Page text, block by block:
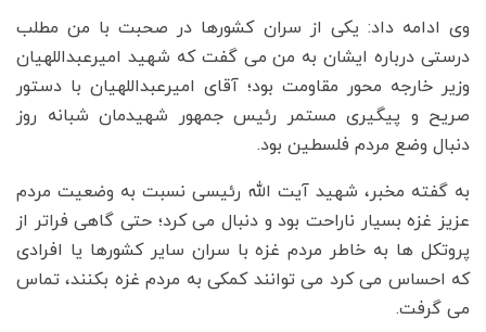
وی ادامه داد: یکی از سران کشورها در صحبت با من مطلب
درستی درباره ایشان به من می گفت که شهید امیرعبداللهیان
وزیر خارجه محور مقاومت بود؛ آقای امیرعبداللهیان با دستور
صریح و پیگیری مستمر رئیس جمهور شهیدمان شبانه روز
دنبال وضع مردم فلسطین بود.
به گفته مخبر، شهید آیت الله رئیسی نسبت به وضعیت مردم
عزیز غزه بسیار ناراحت بود و دنبال می کرد؛ حتی گاهی فراتر از
پروتکل ها به خاطر مردم غزه با سران سایر کشورها یا افرادی
که احساس می کرد می توانند کمکی به مردم غزه بکنند، تماس
می گرفت.